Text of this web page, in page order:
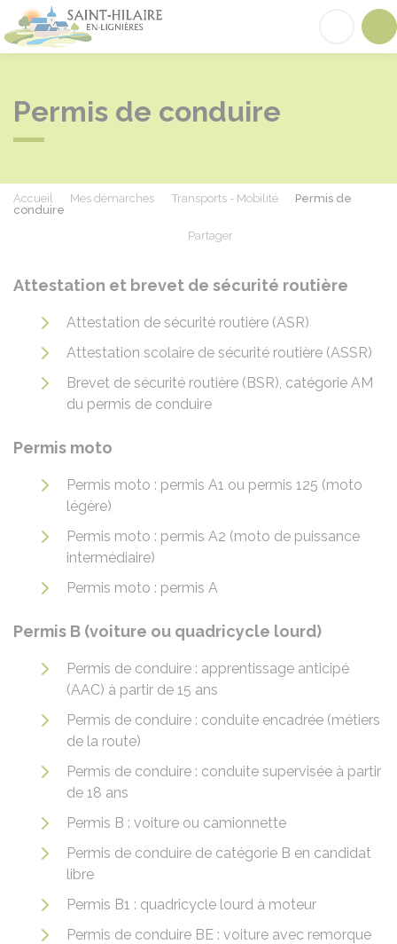
Saint-Hilaire-en-Lignières
Permis de conduire
Accueil Mes démarches Transports - Mobilité
Permis de
conduire
Partager
Attestation et brevet de sécurité routière
Attestation de sécurité routière (ASR)
Attestation scolaire de sécurité routière (ASSR)
Brevet de sécurité routière (BSR), catégorie AM
du permis de conduire
Permis moto
Permis moto : permis A1 ou permis 125 (moto
légère)
Permis moto : permis A2 (moto de puissance
intermédiaire)
Permis moto : permis A
Permis B (voiture ou quadricycle lourd)
Permis de conduire : apprentissage anticipé
(AAC) à partir de 15 ans
Permis de conduire : conduite encadrée (métiers
de la route)
Permis de conduire : conduite supervisée à partir
de 18 ans
Permis B : voiture ou camionnette
Permis de conduire de catégorie B en candidat
libre
Permis B1 : quadricycle lourd à moteur
Permis de conduire BE : voiture avec remorque